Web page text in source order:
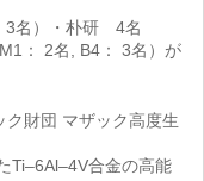
名）・朴研 4名
： 2名, B4： 3名）が
財団 マザック高度生
合金の高能